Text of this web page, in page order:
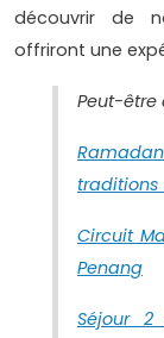
découvrir de
offriront une
Peut-être
Circuit
Penang
Séjour